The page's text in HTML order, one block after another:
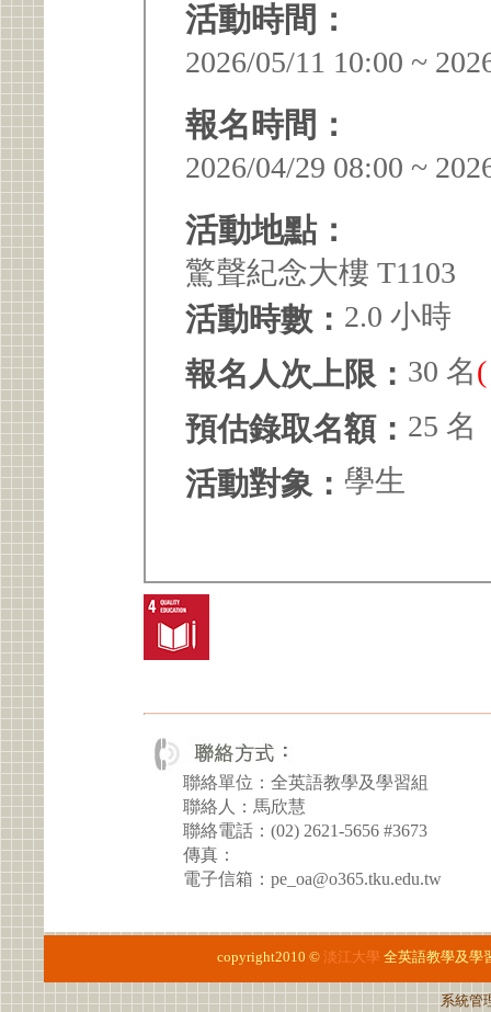
活動時間：
2026/05/11 10:00 ~
報名時間：
2026/04/29 08:00 ~
活動地點：
驚聲紀念大樓 T1103
活動時數： 2.0 小時
報名人次上限： 30 名
預估錄取名額： 25 名
活動對象： 學生
聯絡單位：全英語教學及學習組
聯絡人：馬欣慧
聯絡電話：(02) 2621-5656 #3673
傳真：
電子信箱：pe_oa@o365.tku.edu.tw
copyright2010 © 淡江大學 全英語教學及學
系統管